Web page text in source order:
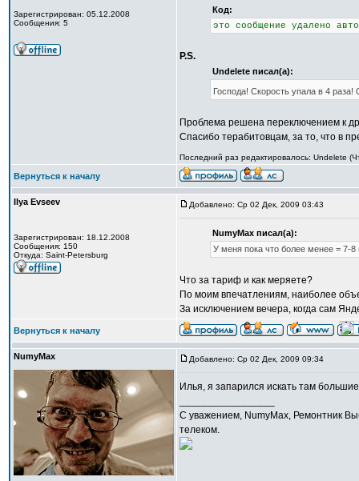
Зарегистрирован: 05.12.2008
Сообщения: 5
Код:
это сообщение удалено
P.S.
Undelete писал(а):
Господа! Скорость упала в 4 раза!
Проблема решена переключением к
Спасибо терабитовцам, за то, что в
Последний раз редактировалось: Undelete
Вернуться к началу
Ilya Evseev
Зарегистрирован: 18.12.2008
Сообщения: 150
Откуда: Saint-Petersburg
Добавлено: Ср 02 Дек, 2009 03:43
NumyMax писал(а):
У меня пока что более менее = 7-
Что за тариф и как меряете?
По моим впечатлениям, наиболее
За исключением вечера, когда сам
Вернуться к началу
NumyMax Добавлено: Ср 02 Дек, 2009 09:34
Илья, я запарился искать там
С уважением, NumyMax, Ремонтник
телеком.